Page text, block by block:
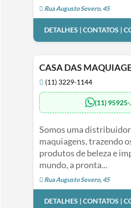
Rua Augusto Severo, 45
DETALHES | CONTATOS |
CASA DAS
(11) 3229-1144
(11) 95925-
Somos uma
maquiagens, trazendo
produtos de beleza e
mundo, a pronta...
Rua Augusto Severo, 45
DETALHES | CONTATOS |